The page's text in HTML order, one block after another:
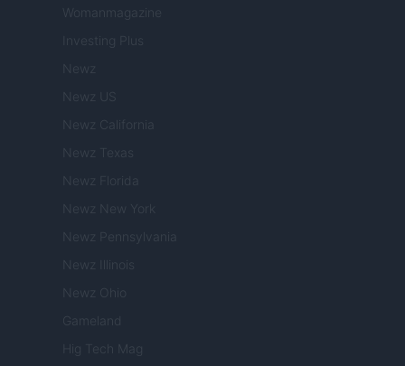
Womanmagazine
Investing Plus
Newz
Newz US
Newz California
Newz Texas
Newz Florida
Newz New York
Newz Pennsylvania
Newz Illinois
Newz Ohio
Gameland
Hig Tech Mag